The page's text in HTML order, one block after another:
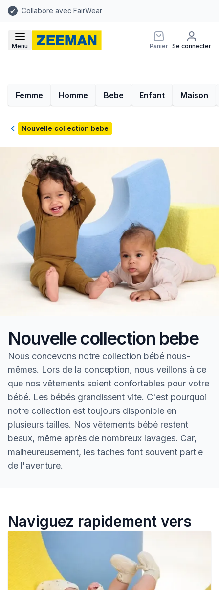
Collabore avec FairWear
Menu Panier Se connecter
Femme Homme Bebe Enfant Maison
RetourNouvelle collection bebe
Nouvelle collection bebe
Nous concevons notre collection bébé nous-
mêmes. Lors de la conception, nous veillons à ce
que nos vêtements soient confortables pour votre
bébé. Les bébés grandissent vite. C'est pourquoi
notre collection est toujours disponible en
plusieurs tailles. Nos vêtements bébé restent
beaux, même après de nombreux lavages. Car,
malheureusement, les taches font souvent partie
de l'aventure.
Nouvelle collection bebe
Naviguez rapidement vers